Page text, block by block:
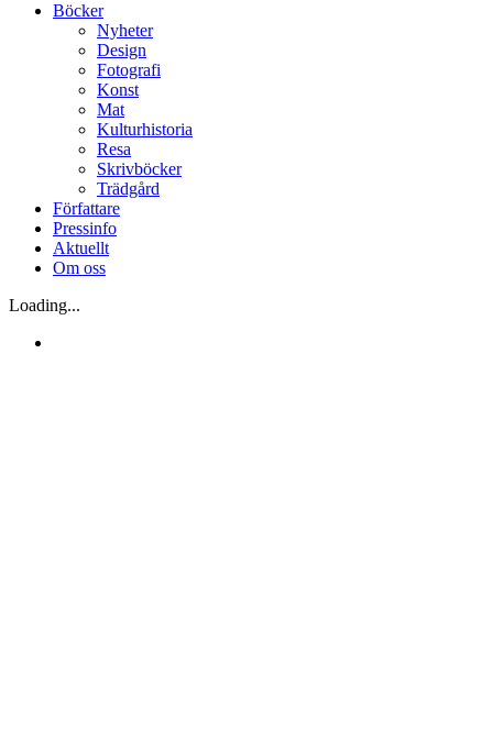
Böcker
Nyheter
Design
Fotografi
Konst
Mat
Kulturhistoria
Resa
Skrivböcker
Trädgård
Författare
Pressinfo
Aktuellt
Om oss
Loading...